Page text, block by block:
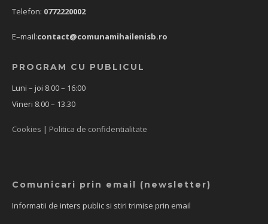
Telefon: 0772220002
E–mail:contact@comunamihailenisb.ro
PROGRAM CU PUBLICUL
Luni – joi 8.00 – 16:00
Vineri 8.00 – 13.30
Cookies | Politica de confidentialitate
Comunicari prin email (newsletter)
Informatii de inters public si stiri trimise prin email